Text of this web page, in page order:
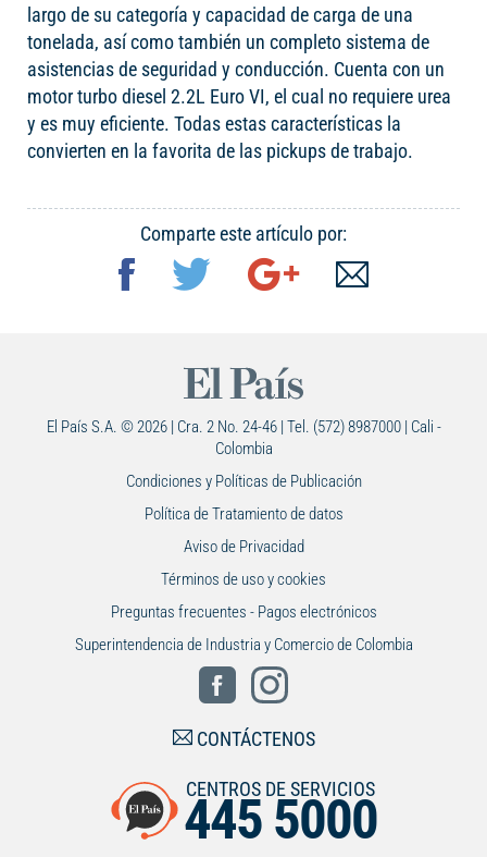
largo de su categoría y capacidad de carga de una
tonelada, así como también un completo sistema de
asistencias de seguridad y conducción. Cuenta con un
motor turbo diesel 2.2L Euro VI, el cual no requiere urea
y es muy eficiente. Todas estas características la
convierten en la favorita de las pickups de trabajo.
Comparte este artículo por:
El País S.A. © 2026 | Cra. 2 No. 24-46 | Tel. (572) 8987000 | Cali -
Colombia
Condiciones y Políticas de Publicación
Política de Tratamiento de datos
Aviso de Privacidad
Términos de uso y cookies
Preguntas frecuentes - Pagos electrónicos
Superintendencia de Industria y Comercio de Colombia
CONTÁCTENOS
CENTROS DE SERVICIOS
445 5000